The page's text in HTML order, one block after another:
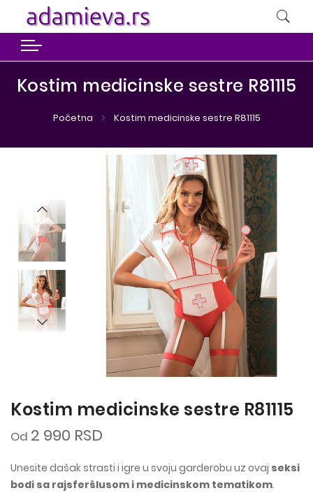
Kostim medicinske sestre R81115
Početna Kostim medicinske sestre R81115
Kostim medicinske sestre R81115
Od 2 990 RSD
Unesite dašak strasti i igre u svoju garderobu uz ovaj seksi
bodi sa rajsferšlusom i medicinskom tematikom.